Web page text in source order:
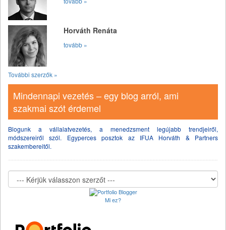
Horváth Renáta
tovább »
További szerzők »
Mindennapi vezetés – egy blog arról, ami
szakmai szót érdemel
Blogunk a vállalatvezetés, a menedzsment legújabb trendjeiről,
módszereiről szól. Egyperces posztok az IFUA Horváth & Partners
szakembereitől.
Mi ez?